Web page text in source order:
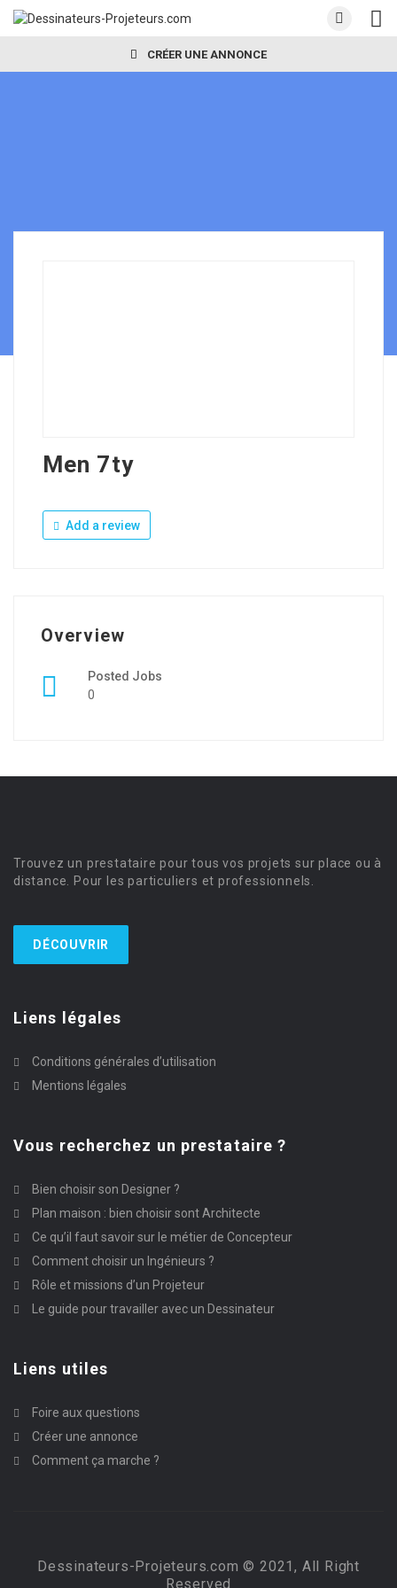
CRÉER UNE ANNONCE
Men 7ty
Add a review
Overview
Posted Jobs
0
Trouvez un prestataire pour tous vos projets sur place ou à
distance. Pour les particuliers et professionnels.
DÉCOUVRIR
Liens légales
Conditions générales d’utilisation
Mentions légales
Vous recherchez un prestataire ?
Bien choisir son Designer ?
Plan maison : bien choisir sont Architecte
Ce qu’il faut savoir sur le métier de Concepteur
Comment choisir un Ingénieurs ?
Rôle et missions d’un Projeteur
Le guide pour travailler avec un Dessinateur
Liens utiles
Foire aux questions
Créer une annonce
Comment ça marche ?
Dessinateurs-Projeteurs.com © 2021, All Right
Reserved